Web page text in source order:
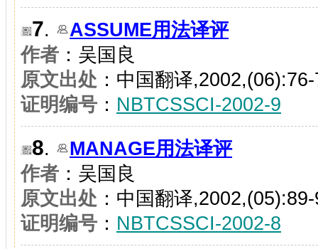
7.
ASSUME用法译评
作者 ：吴国良
原文出处 ：中国翻译
证明编号 ： NBTCSSCI-2002-9
8.
MANAGE用法译评
作者 ：吴国良
原文出处 ：中国翻译
证明编号 ： NBTCSSCI-2002-8